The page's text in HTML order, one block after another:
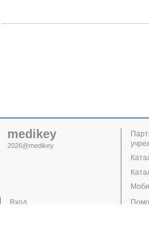
medikey
2026@medikey
Вход